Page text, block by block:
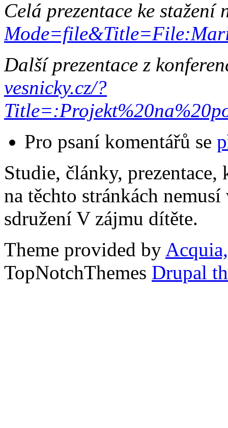
Celá prezentace ke stažení
Další prezentace z
vesnicky.cz/?
Pro psaní komentářů se
Studie, články,
na těchto stránkách
sdružení V zájmu dítěte.
Theme provided by
TopNotchThemes Drupal